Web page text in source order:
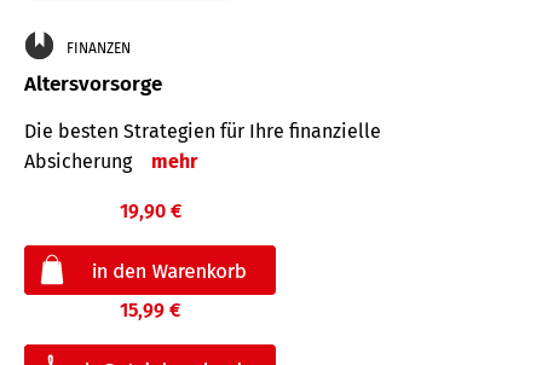
FINANZEN
Altersvorsorge
Die besten Strategien für Ihre finanzielle
Absicherung
mehr
19,90 €
15,99 €